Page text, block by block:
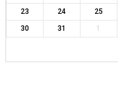
23
24 25
30
31 1